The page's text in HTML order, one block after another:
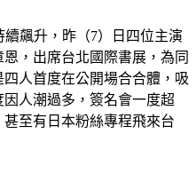
，出席台北國際書展，為同
人首度在公開場合合體，吸
人潮過多，簽名會一度超
至有日本粉絲專程飛來台